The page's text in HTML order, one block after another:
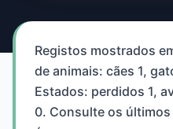
Registos mostrados
de animais: cães 1,
Estados: perdidos 1,
0. Consulte os